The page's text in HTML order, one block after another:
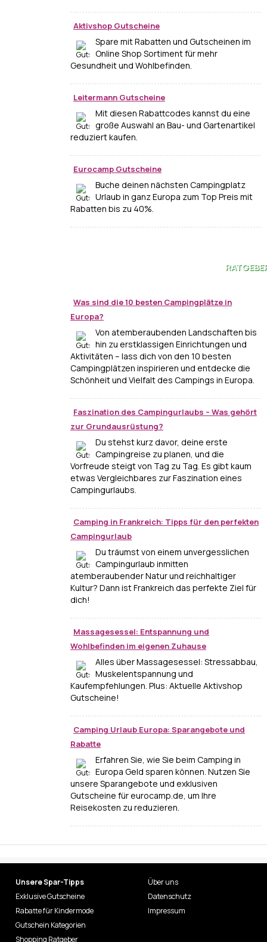
Aktivshop Gutscheine
Spare mit Rabatten und Gutscheinen im
Online Shop Sortiment für mehr
Gesundheit und Wohlbefinden.
Leitermann Gutscheine
Mit diesen Rabattcodes kannst du eine
große Auswahl an Bau- und Gartenartikel
reduziert kaufen.
Eurocamp Gutscheine
Buche deinen nächsten Campingplatz
Urlaub in ganz Europa zum Top Preis mit
Rabatten bis zu 40%.
Was sind die 10 besten Campingplätze in
Europa?
Von atemberaubenden Landschaften bis
hin zu erstklassigen Einrichtungen und
Aktivitäten – lass dich von den 10 besten
Campingplätzen inspirieren und entdecke die
Schönheit und Vielfalt des Campings in Europa.
Faszination des Campingurlaubs – Was gehört
zur Grundausrüstung?
Du stehst kurz davor, deine erste
Campingreise zu planen, und die
Vorfreude steigt von Tag zu Tag. Es gibt kaum
etwas Vergleichbares zur Faszination eines
Campingurlaubs.
Camping in Frankreich: Tipps für den perfekten
Campingurlaub
Du träumst von einem unvergesslichen
Campingurlaub inmitten
atemberaubender Natur und reichhaltiger
Kultur? Dann ist Frankreich das perfekte Ziel für
dich!
Massagesessel: Entspannung und
Wohlbefinden im eigenen Zuhause
Alles über Massagesessel: Stressabbau,
Muskelentspannung und
Kaufempfehlungen. Plus: Aktuelle Aktivshop
Gutscheine!
Camping Urlaub Europa: Sparangebote und
Rabatte
Erfahren Sie, wie Sie beim Camping in
Europa Geld sparen können. Nutzen Sie
unsere Sparangebote und exklusiven
Gutscheine für eurocamp.de, um Ihre
Reisekosten zu reduzieren.
Unsere Spar-Tipps
Exklusive Gutscheine
Rabatte für Kindermode
Gutschein Kategorien
Shopping Ratgeber
Über uns
Datenschutz
Impressum